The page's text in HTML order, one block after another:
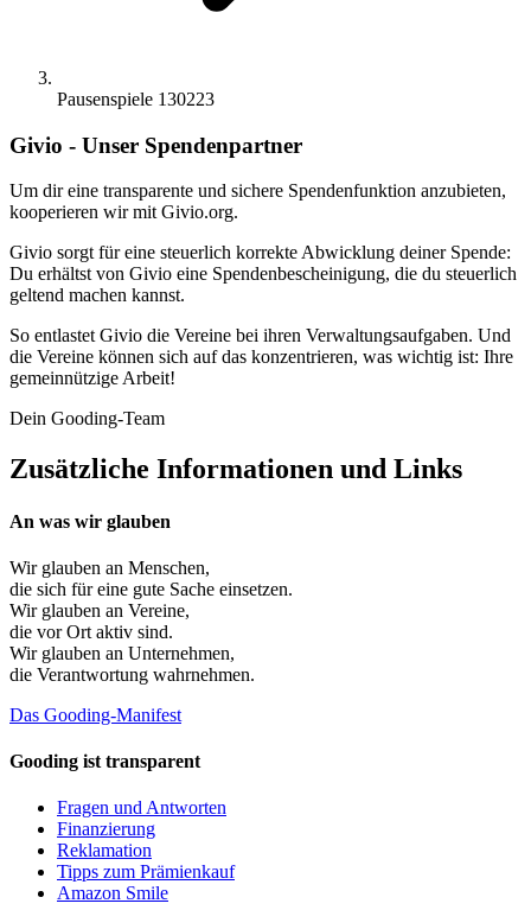
Pausenspiele 130223
Givio - Unser Spendenpartner
Um dir eine transparente und sichere Spendenfunktion anzubieten,
kooperieren wir mit Givio.org.
Givio sorgt für eine steuerlich korrekte Abwicklung deiner Spende:
Du erhältst von Givio eine Spendenbescheinigung, die du steuerlich
geltend machen kannst.
So entlastet Givio die Vereine bei ihren Verwaltungsaufgaben. Und
die Vereine können sich auf das konzentrieren, was wichtig ist: Ihre
gemeinnützige Arbeit!
Dein Gooding-Team
Zusätzliche Informationen und Links
An was wir glauben
Wir glauben an Menschen,
die sich für eine gute Sache einsetzen.
Wir glauben an Vereine,
die vor Ort aktiv sind.
Wir glauben an Unternehmen,
die Verantwortung wahrnehmen.
Das Gooding-Manifest
Gooding ist transparent
Fragen und Antworten
Finanzierung
Reklamation
Tipps zum Prämienkauf
Amazon Smile